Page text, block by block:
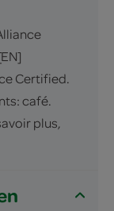
Certified.
café.
plus,